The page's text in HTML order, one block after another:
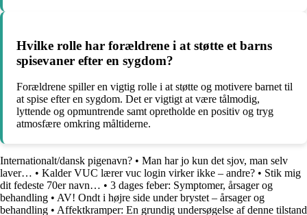
Hvilke rolle har forældrene i at støtte et barns
spisevaner efter en sygdom?
Forældrene spiller en vigtig rolle i at støtte og motivere barnet til
at spise efter en sygdom. Det er vigtigt at være tålmodig,
lyttende og opmuntrende samt opretholde en positiv og tryg
atmosfære omkring måltiderne.
Internationalt/dansk pigenavn? • Man har jo kun det sjov, man selv
laver… • Kalder VUC lærer vuc login virker ikke – andre? • Stik mig
dit fedeste 70er navn… • 3 dages feber: Symptomer, årsager og
behandling • AV! Ondt i højre side under brystet – årsager og
behandling • Affektkramper: En grundig undersøgelse af denne tilstand